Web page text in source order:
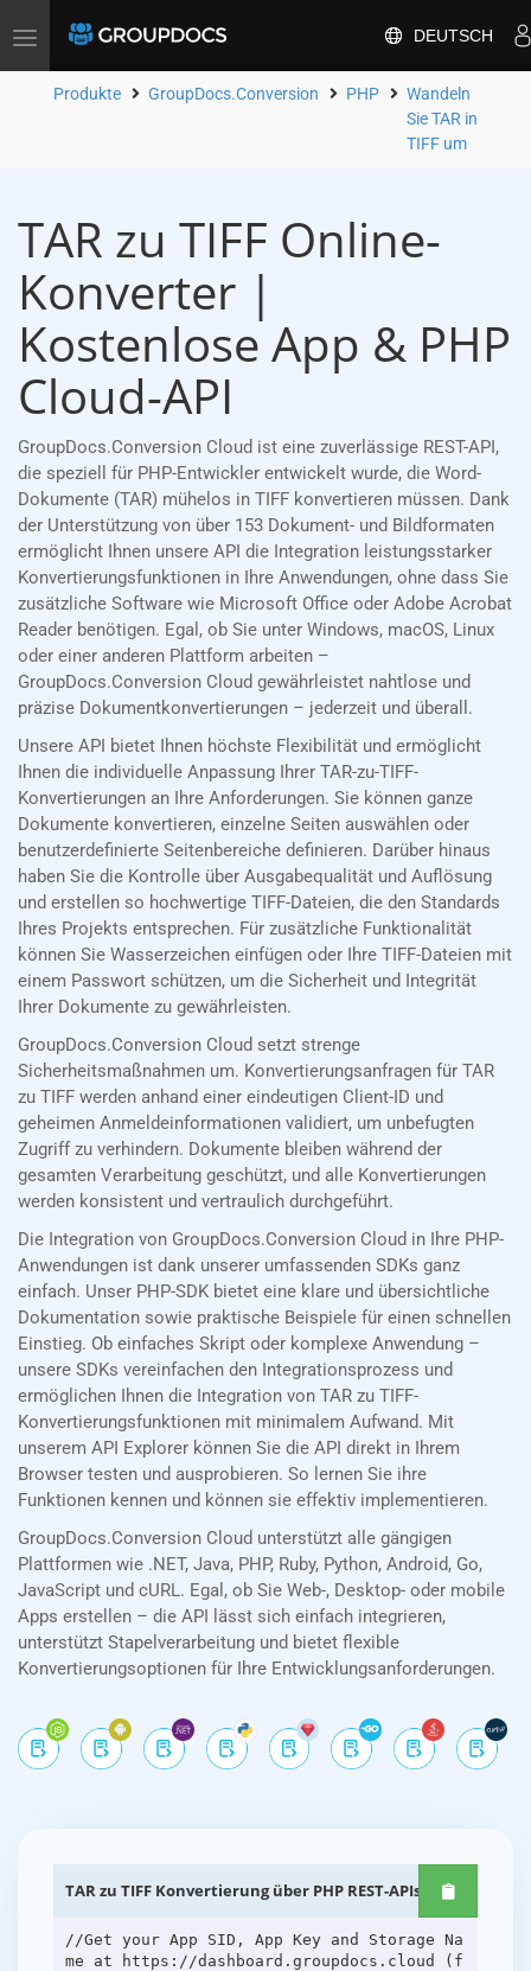
Toggle
DEUTSCH
Produkte GroupDocs.Conversion PHP
Wandeln
Sie TAR in
TIFF um
TAR zu TIFF Online-
Konverter |
Kostenlose App & PHP
Cloud-API
GroupDocs.Conversion Cloud ist eine zuverlässige REST-API,
die speziell für PHP-Entwickler entwickelt wurde, die Word-
Dokumente (TAR) mühelos in TIFF konvertieren müssen. Dank
der Unterstützung von über 153 Dokument- und Bildformaten
ermöglicht Ihnen unsere API die Integration leistungsstarker
Konvertierungsfunktionen in Ihre Anwendungen, ohne dass Sie
zusätzliche Software wie Microsoft Office oder Adobe Acrobat
Reader benötigen. Egal, ob Sie unter Windows, macOS, Linux
oder einer anderen Plattform arbeiten –
GroupDocs.Conversion Cloud gewährleistet nahtlose und
präzise Dokumentkonvertierungen – jederzeit und überall.
Unsere API bietet Ihnen höchste Flexibilität und ermöglicht
Ihnen die individuelle Anpassung Ihrer TAR-zu-TIFF-
Konvertierungen an Ihre Anforderungen. Sie können ganze
Dokumente konvertieren, einzelne Seiten auswählen oder
benutzerdefinierte Seitenbereiche definieren. Darüber hinaus
haben Sie die Kontrolle über Ausgabequalität und Auflösung
und erstellen so hochwertige TIFF-Dateien, die den Standards
Ihres Projekts entsprechen. Für zusätzliche Funktionalität
können Sie Wasserzeichen einfügen oder Ihre TIFF-Dateien mit
einem Passwort schützen, um die Sicherheit und Integrität
Ihrer Dokumente zu gewährleisten.
GroupDocs.Conversion Cloud setzt strenge
Sicherheitsmaßnahmen um. Konvertierungsanfragen für TAR
zu TIFF werden anhand einer eindeutigen Client-ID und
geheimen Anmeldeinformationen validiert, um unbefugten
Zugriff zu verhindern. Dokumente bleiben während der
gesamten Verarbeitung geschützt, und alle Konvertierungen
werden konsistent und vertraulich durchgeführt.
Die Integration von GroupDocs.Conversion Cloud in Ihre PHP-
Anwendungen ist dank unserer umfassenden SDKs ganz
einfach. Unser PHP-SDK bietet eine klare und übersichtliche
Dokumentation sowie praktische Beispiele für einen schnellen
Einstieg. Ob einfaches Skript oder komplexe Anwendung –
unsere SDKs vereinfachen den Integrationsprozess und
ermöglichen Ihnen die Integration von TAR zu TIFF-
Konvertierungsfunktionen mit minimalem Aufwand. Mit
unserem API Explorer können Sie die API direkt in Ihrem
Browser testen und ausprobieren. So lernen Sie ihre
Funktionen kennen und können sie effektiv implementieren.
GroupDocs.Conversion Cloud unterstützt alle gängigen
Plattformen wie .NET, Java, PHP, Ruby, Python, Android, Go,
JavaScript und cURL. Egal, ob Sie Web-, Desktop- oder mobile
Apps erstellen – die API lässt sich einfach integrieren,
unterstützt Stapelverarbeitung und bietet flexible
Konvertierungsoptionen für Ihre Entwicklungsanforderungen.
TAR zu TIFF Konvertierung über PHP REST-APIs
//Get your App SID, App Key and Storage Na
me at https://dashboard.groupdocs.cloud (f